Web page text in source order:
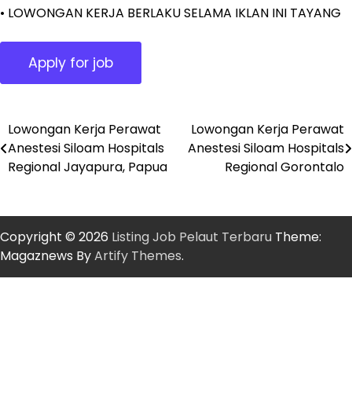
• LOWONGAN KERJA BERLAKU SELAMA IKLAN INI TAYANG
Post
navigation
Lowongan Kerja Perawat
Anestesi Siloam Hospitals
Regional Jayapura, Papua
Lowongan Kerja Perawat
Anestesi Siloam Hospitals
Regional Gorontalo
Copyright © 2026 Listing Job Pelaut Terbaru Theme:
Magaznews ByArtify Themes.